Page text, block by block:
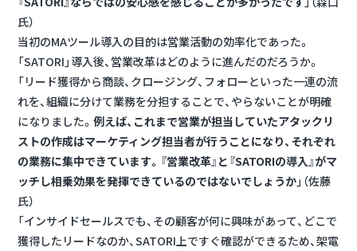
氏）
当初のMAツール導入の目的は営業活動の効率化であった。
「SATORI」導入後、営業改革はどのように進んだのだろうか。
「リード獲得から商談、クロージング、フォローといった一連の流
れを、組織に分けて業務を分担することで、やらないことが明確
になりました。 例えば、これまで営業が担当していたアタックリ
ストの作成はマーケティング担当者が行うことになり、それぞれ
の業務に集中できています。『営業改革』と『SATORIの導入』がマ
ッチし相乗効果を発揮できているのではないでしょうか」（佐藤
氏）
「インサイドセールスでも、その顧客が何に興味があって、どこで
獲得したリードなのか、SATORI上ですぐ確認ができるため、架電